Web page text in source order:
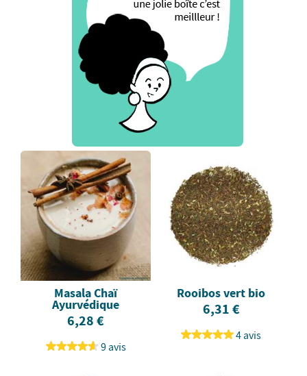
Masala Chaï
Ayurvédique
6,28 €
9 avis
Rooibos vert bio
6,31 €
4 avis